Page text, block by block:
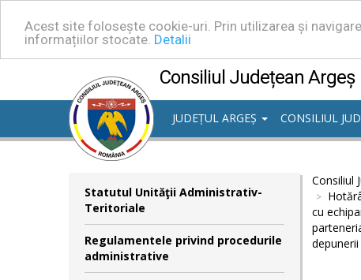
Acest site folosește cookie-uri. Prin utilizarea și
informațiilor stocate. Detalii
Consiliul Județean Argeș
JUDEȚUL ARGEȘ
CONSILIUL
Statutul Unităţii Administrativ-
Teritoriale
Regulamentele privind procedurile
administrative
Consiliul
cu